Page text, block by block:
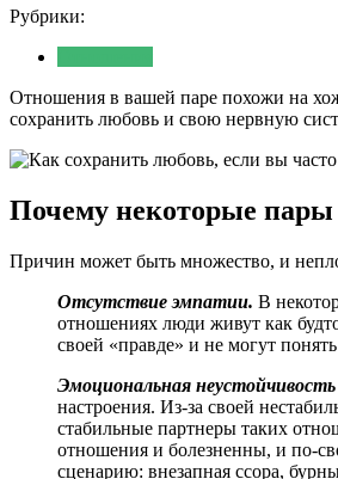
Рубрики:
Отношения в вашей паре похожи на
сохранить любовь и свою нервную
Почему некоторые пары
Причин может быть множество, и
Отсутствие эмпатии. В
отношениях люди живут как
своей «правде» и не могут
Эмоциональная
настроения. Из-за своей
стабильные партнеры таких
отношения и болезненны, и по-
сценарию: внезапная ссора,